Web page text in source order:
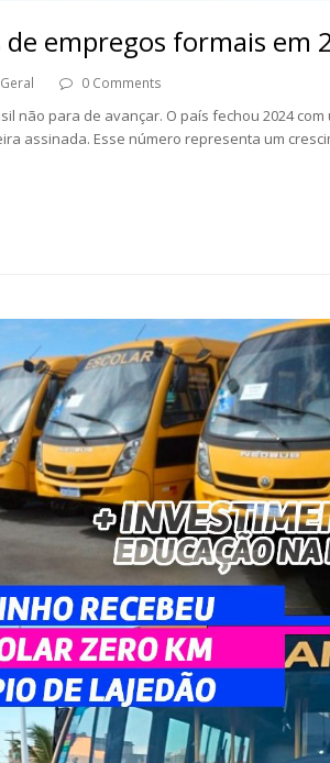
empregos formais em
Geral 0 Comments
não para de avançar. O país fechou 2024
assinada. Esse número representa um